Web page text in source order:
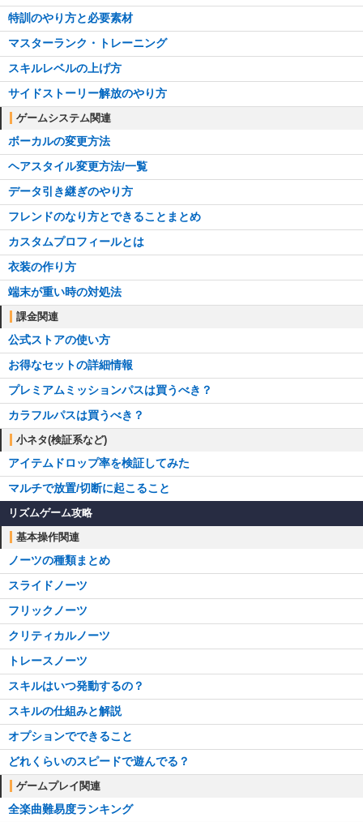
特訓のやり方と必要素材
マスターランク・トレーニング
スキルレベルの上げ方
サイドストーリー解放のやり方
ゲームシステム関連
ボーカルの変更方法
ヘアスタイル変更方法/一覧
データ引き継ぎのやり方
フレンドのなり方とできることまとめ
カスタムプロフィールとは
衣装の作り方
端末が重い時の対処法
課金関連
公式ストアの使い方
お得なセットの詳細情報
プレミアムミッションパスは買うべき？
カラフルパスは買うべき？
小ネタ(検証系など)
アイテムドロップ率を検証してみた
マルチで放置/切断に起こること
リズムゲーム攻略
基本操作関連
ノーツの種類まとめ
スライドノーツ
フリックノーツ
クリティカルノーツ
トレースノーツ
スキルはいつ発動するの？
スキルの仕組みと解説
オプションでできること
どれくらいのスピードで遊んでる？
ゲームプレイ関連
全楽曲難易度ランキング